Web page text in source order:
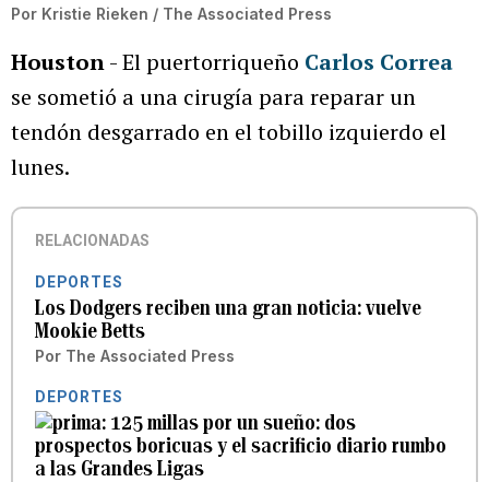
Por Kristie Rieken / The Associated Press
Houston- El puertorriqueño Carlos Correa
se sometió a una cirugía para reparar un
tendón desgarrado en el tobillo izquierdo el
lunes.
RELACIONADAS
DEPORTES
Los Dodgers reciben una gran noticia: vuelve
Mookie Betts
Por The Associated Press
DEPORTES
125 millas por un sueño: dos
prospectos boricuas y el sacrificio diario rumbo
a las Grandes Ligas